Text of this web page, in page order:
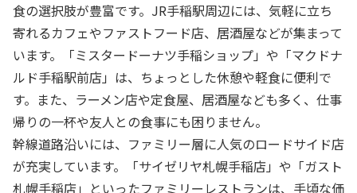
食の選択肢が豊富です。JR手稲駅周辺には、気軽に立ち
寄れるカフェやファストフード店、居酒屋などが集まって
います。「ミスタードーナツ手稲ショップ」や「マクドナ
ルド手稲駅前店」は、ちょっとした休憩や軽食に便利で
す。また、ラーメン店や定食屋、居酒屋なども多く、仕事
帰りの一杯や友人との食事にも困りません。
幹線道路沿いには、ファミリー層に人気のロードサイド店
が充実しています。「サイゼリヤ札幌手稲店」や「ガスト
札幌手稲店」といったファミリーレストランは、手頃な価